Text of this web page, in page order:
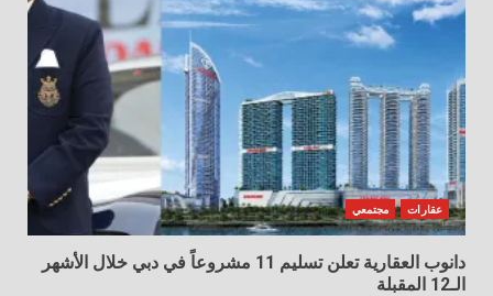
عقارات مجتمعي
دانوب العقارية تعلن تسليم 11 مشروعاً في دبي خلال الأشهر
الـ12 المقبلة